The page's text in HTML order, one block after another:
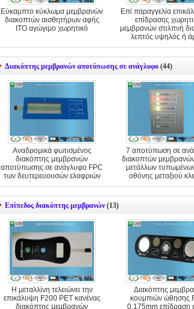
Εύκαμπτο κύκλωμα μεμβρανών
διακοπτών αισθητήρων αφής
ITO αγώγιμο χωρητικό
Επί παραγγελία
επίδρασης
μεμβρανών στιλπνή
λεπτός υψηλός ή
Διακόπτης μεμβρανών αποτύπωσης σε ανάγλυφο (44)
Αναδρομικά φωτισμένος
διακόπτης μεμβρανών
αποτύπωσης σε ανάγλυφο FPC
των δευτερευουσών ελαφριών
οδηγήσεων με Polydome
7 αποτύπωση σε
διακοπτών
μετάλλων
οθόνης μεταξιού
Επίπεδος διακόπτης μεμβρανών (13)
Η μεταλλίνη τελειώνει την
επικάλυψη F200 PET κανένας
διακόπτης μεμβρανών
Διακόπτης
κουμπιών ώθησης
0.175mm επίδραση